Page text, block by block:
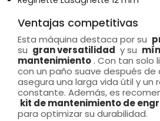
Ventajas competitivas
Esta máquina destaca por su
su gran versatilidad y su
mantenimiento . Con tan solo
con un paño suave después de
asegura una larga vida útil y un
constante. Además, es
kit de mantenimiento de
para optimizar su durabilidad.